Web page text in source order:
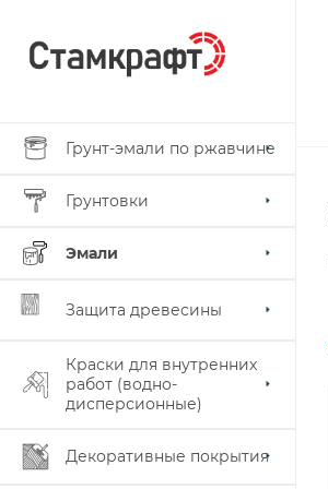
Грунт-эмали по ржавчине
Грунтовки
Эмали
Защита древесины
Краски для внутренних
работ (водно-
дисперсионные)
Декоративные покрытия